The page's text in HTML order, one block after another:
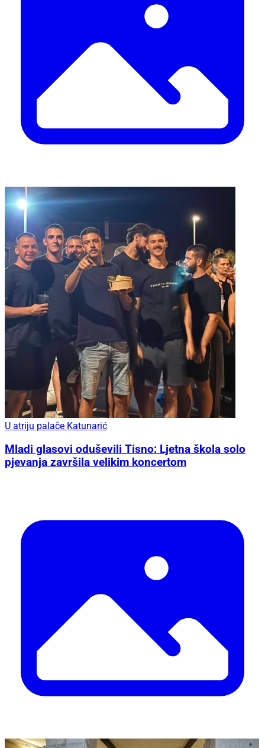
U atriju palače Katunarić
Mladi glasovi oduševili Tisno: Ljetna škola solo
pjevanja završila velikim koncertom